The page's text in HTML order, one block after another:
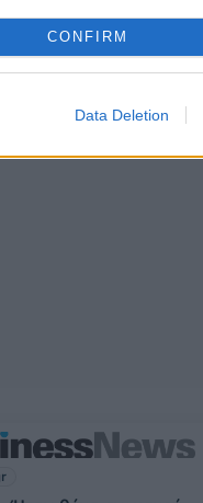
CONFIRM
Data Deletion